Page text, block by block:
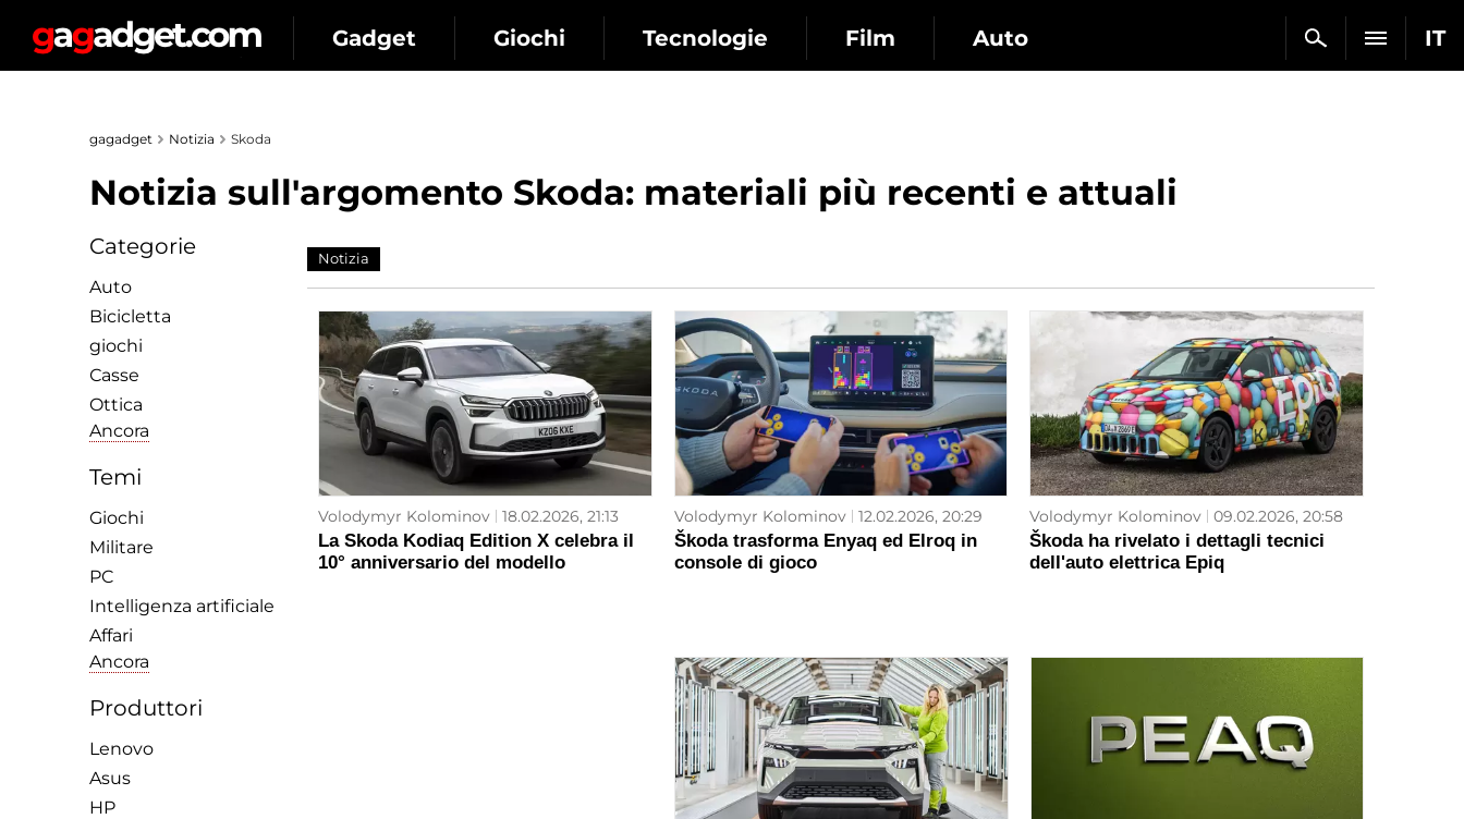
IT
Gadget Giochi Tecnologie Film Auto
gagadget Notizia Skoda
Notizia sull'argomento Skoda: materiali più recenti e attuali
Notizia
Volodymyr Kolominov 18.02.2026, 21:13
La Skoda Kodiaq Edition X celebra il
10° anniversario del modello
Volodymyr Kolominov 12.02.2026, 20:29
Škoda trasforma Enyaq ed Elroq in
console di gioco
Volodymyr Kolominov 09.02.2026, 20:58
Škoda ha rivelato i dettagli tecnici
dell'auto elettrica Epiq
Categorie
Auto
Bicicletta
giochi
Сasse
Ottica
Ancora
Temi
Giochi
Militare
PC
Intelligenza artificiale
Affari
Ancora
Produttori
Lenovo
Asus
HP